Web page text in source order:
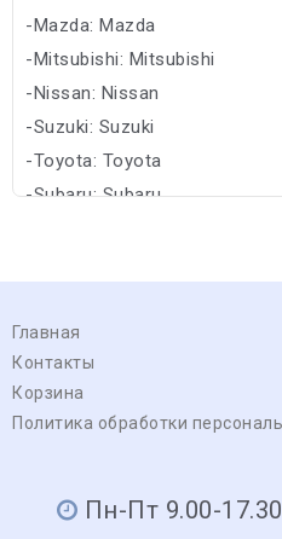
-Mazda: Mazda
-Mitsubishi: Mitsubishi
-Nissan: Nissan
-Suzuki: Suzuki
-Toyota: Toyota
-Subaru: Subaru
Главная
Контакты
Корзина
Политика обработки
Пн-Пт 9.00-